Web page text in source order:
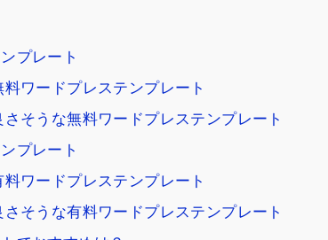
プレート
ワードプレステンプレート
そうな無料ワードプレステンプレート
プレート
ワードプレステンプレート
そうな有料ワードプレステンプレート